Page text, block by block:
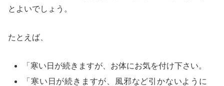
とよいでしょう。
たとえば、
「寒い日が続きますが、お体にお気を付け下さい。
「寒い日が続きますが、風邪など引かないように